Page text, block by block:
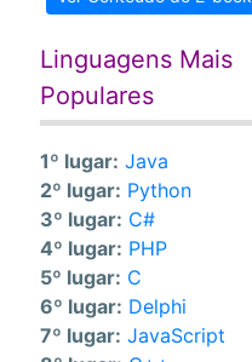
Linguagens Mais
Populares
1º lugar: Java
2º lugar: Python
3º lugar: C#
4º lugar: PHP
5º lugar: C
6º lugar: Delphi
7º lugar: JavaScript